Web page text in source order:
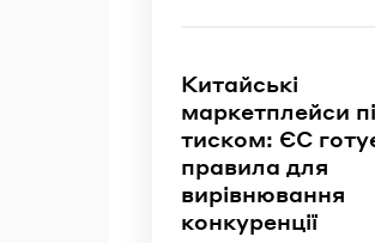
Китайські
маркетплейси
тиском: ЄС
правила для
вирівнювання
конкуренції